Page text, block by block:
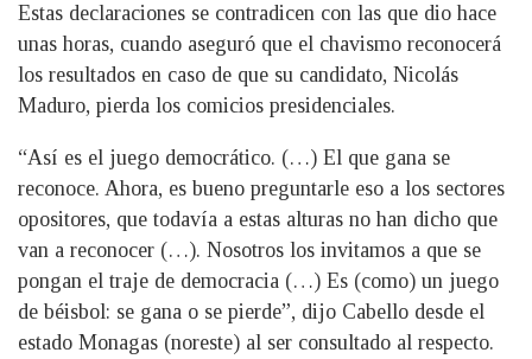
Estas declaraciones se contradicen con las que dio hace
unas horas, cuando aseguró que el chavismo reconocerá
los resultados en caso de que su candidato, Nicolás
Maduro, pierda los comicios presidenciales.
“Así es el juego democrático. (…) El que gana se
reconoce. Ahora, es bueno preguntarle eso a los sectores
opositores, que todavía a estas alturas no han dicho que
van a reconocer (…). Nosotros los invitamos a que se
pongan el traje de democracia (…) Es (como) un juego
de béisbol: se gana o se pierde”, dijo Cabello desde el
estado Monagas (noreste) al ser consultado al respecto.